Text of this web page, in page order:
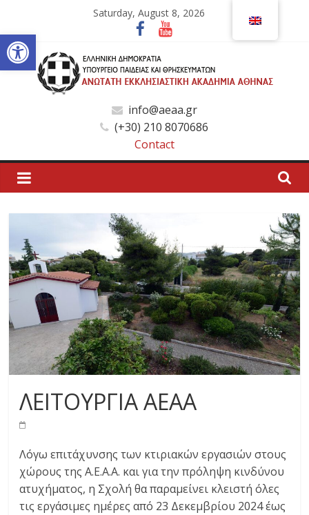
Open toolbar
content
Saturday, August 8, 2026
Ανώτατη
Εκκλησιαστική
Ακαδημία
Αθηνών
Ανώτατη
Εκκλησιαστική
Ακαδημία
Αθηνών
info@aeaa.gr
(+30) 210 8070686
Contact
ΛΕΙΤΟΥΡΓΙΑ ΑΕΑΑ
Λόγω επιτάχυνσης των κτιριακών εργασιών στους
χώρους της Α.Ε.Α.Α. και για την πρόληψη κινδύνου
ατυχήματος, η Σχολή θα παραμείνει κλειστή όλες
τις εργάσιμες ημέρες από 23 Δεκεμβρίου 2024 έως